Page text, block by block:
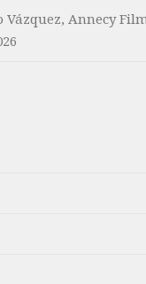
Vázquez, Annecy